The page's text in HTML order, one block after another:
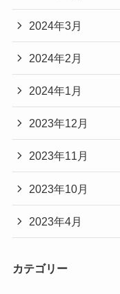
2024年3月
2024年2月
2024年1月
2023年12月
2023年11月
2023年10月
2023年4月
カテゴリー